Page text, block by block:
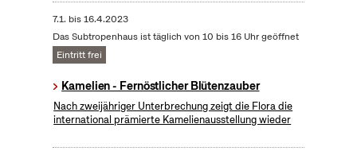
7.1. bis16.4.2023
Das Subtropenhaus ist täglich von 10 bis 16 Uhr geöffnet
Eintritt frei
Kamelien - Fernöstlicher Blütenzauber
Nach zweijähriger Unterbrechung zeigt die Flora die
international prämierte Kamelienausstellung wieder